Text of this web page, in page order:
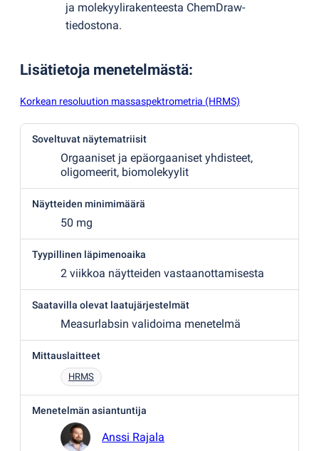
ja molekyylirakenteesta ChemDraw-
tiedostona.
Lisätietoja menetelmästä:
Korkean resoluution massaspektrometria (HRMS)
Soveltuvat näytematriisit
Orgaaniset ja epäorgaaniset yhdisteet,
oligomeerit, biomolekyylit
Näytteiden minimimäärä
50 mg
Tyypillinen läpimenoaika
2 viikkoa näytteiden vastaanottamisesta
Saatavilla olevat laatujärjestelmät
Measurlabsin validoima menetelmä
Mittauslaitteet
HRMS
Menetelmän asiantuntija
Anssi Rajala